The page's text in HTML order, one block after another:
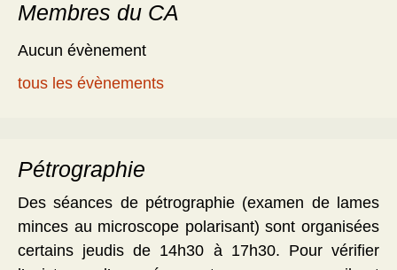
Membres du CA
Aucun évènement
tous les évènements
Pétrographie
Des séances de pétrographie (examen de lames
minces au microscope polarisant) sont organisées
certains jeudis de 14h30 à 17h30. Pour vérifier